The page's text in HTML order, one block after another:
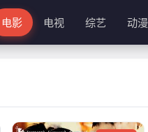
电影 电视 综艺 动漫